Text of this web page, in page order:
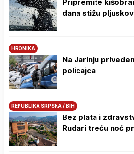
Pripremite
dana stižu
HRONIKA
Na Јarinju
policajca
REPUBLIKA SRPSKA / BIH
Bez plata i
Rudari treću noć